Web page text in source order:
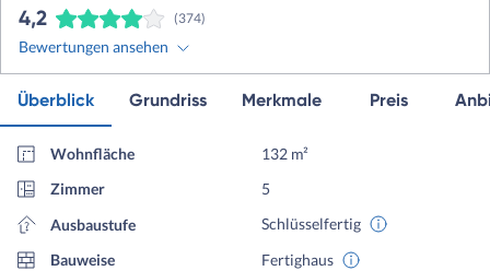
4,2 (374)
Bewertungen ansehen
Überblick Grundriss Merkmale Preis
Wohnfläche
132 m²
Zimmer
5
Ausbaustufe
Schlüsselfertig
Bauweise
Fertighaus